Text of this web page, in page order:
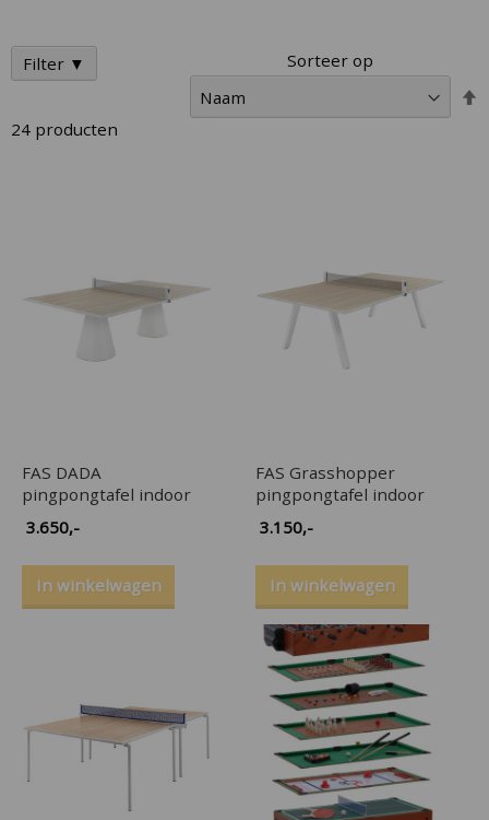
24 producten
Sorteer op
FAS DADA
pingpongtafel indoor
3.650,-
In winkelwagen
FAS Grasshopper
pingpongtafel indoor
3.150,-
In winkelwagen
Filter ▼